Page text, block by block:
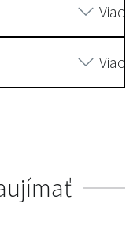
Viac
Viac